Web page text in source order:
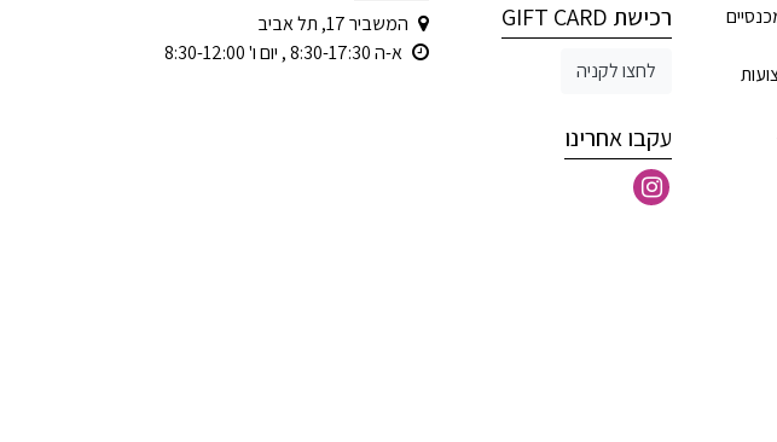
רכישת GIFT CARD
לחצו לקניה
עקבו אחרינו
המשביר 17, תל אביב
א-ה 8:30-17:30 , יום ו' 8:30-12:00